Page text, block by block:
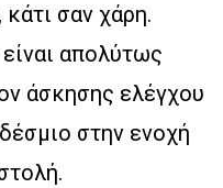
σαν χάρη.
απολύτως
άσκησης ελέγχου
στην ενοχή